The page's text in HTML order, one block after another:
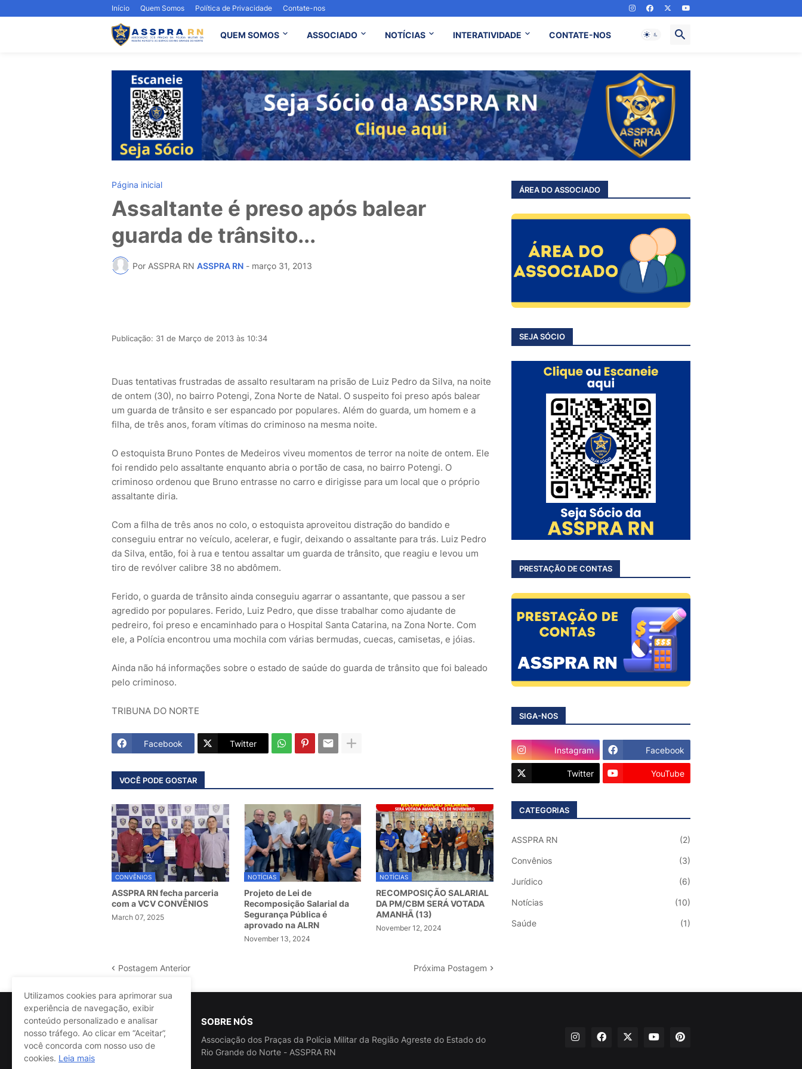
Início Quem Somos Política de Privacidade Contate-nos
QUEM SOMOS ASSOCIADO NOTÍCIAS INTERATIVIDADE CONTATE-NOS
Página inicial
Assaltante é preso após balear
guarda de trânsito...
Por ASSPRA RN ASSPRA RN - março 31, 2013
Publicação: 31 de Março de 2013 às 10:34
Duas tentativas frustradas de assalto resultaram na prisão de Luiz Pedro da Silva, na noite
de ontem (30), no bairro Potengi, Zona Norte de Natal. O suspeito foi preso após balear
um guarda de trânsito e ser espancado por populares. Além do guarda, um homem e a
filha, de três anos, foram vítimas do criminoso na mesma noite.
O estoquista Bruno Pontes de Medeiros viveu momentos de terror na noite de ontem. Ele
foi rendido pelo assaltante enquanto abria o portão de casa, no bairro Potengi. O
criminoso ordenou que Bruno entrasse no carro e dirigisse para um local que o próprio
assaltante diria.
Com a filha de três anos no colo, o estoquista aproveitou distração do bandido e
conseguiu entrar no veículo, acelerar, e fugir, deixando o assaltante para trás. Luiz Pedro
da Silva, então, foi à rua e tentou assaltar um guarda de trânsito, que reagiu e levou um
tiro de revólver calibre 38 no abdômem.
Ferido, o guarda de trânsito ainda conseguiu agarrar o assantante, que passou a ser
agredido por populares. Ferido, Luiz Pedro, que disse trabalhar como ajudante de
pedreiro, foi preso e encaminhado para o Hospital Santa Catarina, na Zona Norte. Com
ele, a Polícia encontrou uma mochila com várias bermudas, cuecas, camisetas, e jóias.
Ainda não há informações sobre o estado de saúde do guarda de trânsito que foi baleado
pelo criminoso.
TRIBUNA DO NORTE
Facebook Twitter
VOCÊ PODE GOSTAR
CONVÊNIOS
ASSPRA RN fecha parceria
com a VCV CONVÊNIOS
March 07, 2025
NOTÍCIAS
Projeto de Lei de
Recomposição Salarial da
Segurança Pública é
aprovado na ALRN
November 13, 2024
NOTÍCIAS
RECOMPOSIÇÃO SALARIAL
DA PM/CBM SERÁ VOTADA
AMANHÃ (13)
November 12, 2024
Postagem Anterior Próxima Postagem
ÁREA DO ASSOCIADO
SEJA SÓCIO
PRESTAÇÃO DE CONTAS
SIGA-NOS
Instagram Facebook
Twitter YouTube
CATEGORIAS
ASSPRA RN (2)
Convênios (3)
Jurídico (6)
Notícias (10)
Saúde (1)
SOBRE NÓS
Associação dos Praças da Polícia Militar da Região Agreste do Estado do
Rio Grande do Norte - ASSPRA RN
Utilizamos cookies para aprimorar sua
experiência de navegação, exibir
conteúdo personalizado e analisar
nosso tráfego. Ao clicar em “Aceitar”,
você concorda com nosso uso de
cookies. Leia mais